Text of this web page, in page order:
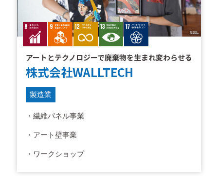
アートとテクノロジーで廃棄物を生まれ変わらせる
株式会社WALLTECH
製造業
・繊維パネル事業
・アート壁事業
・ワークショップ